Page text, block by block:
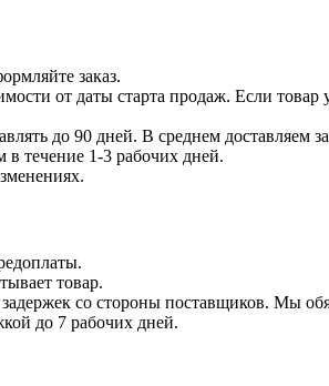
заказ.
от даты старта продаж. Если
до 90 дней. В среднем доставляем
течение 1-3 рабочих дней.
товар.
со стороны поставщиков. Мы
до 7 рабочих дней.